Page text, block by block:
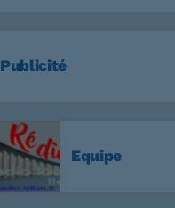
Publicité
Equipe